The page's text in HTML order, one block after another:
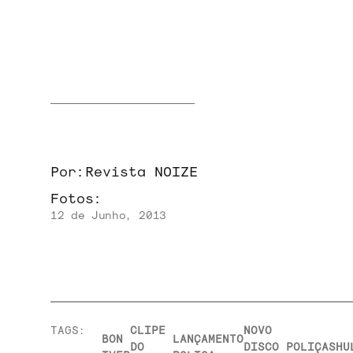
Por: Revista NOIZE
Fotos:
12 de Junho, 2013
TAGS:
BON
CLIPE
DO
LANÇAMENTO
NOVO
DISCO POLIÇA